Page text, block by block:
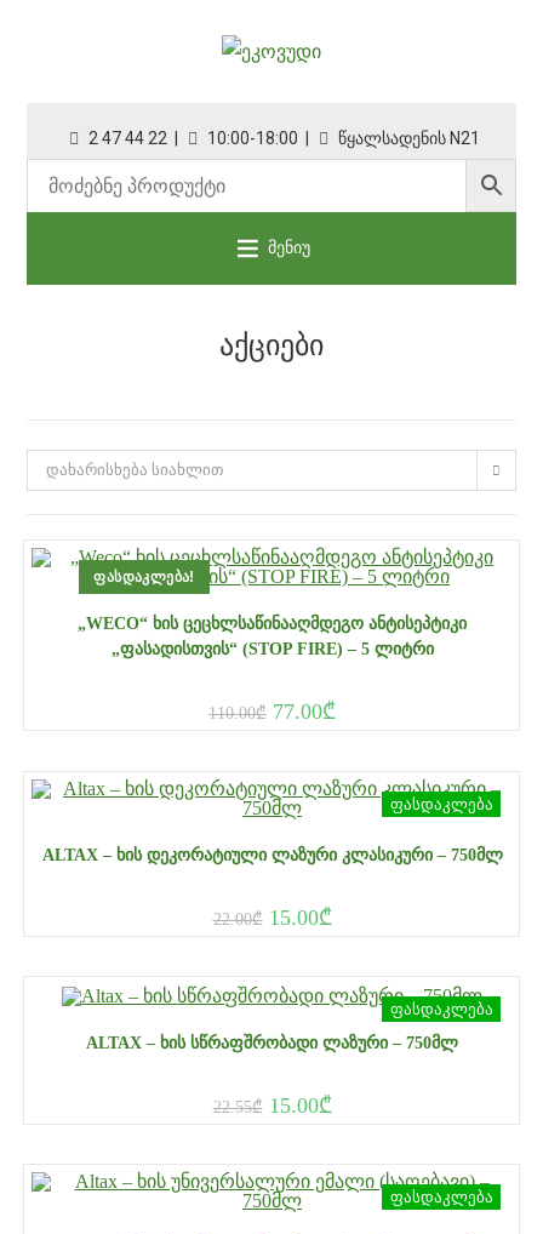
2 47 44 22 | 10:00-18:00 | წყალსადენის N21
მენიუ
ᲐᲥᲪᲘᲔᲑᲘ
დახარისხება სიახლით
ᲤᲐᲡᲓᲐᲙᲚᲔᲑᲐ!
„WECO“ ᲮᲘᲡ ᲪᲔᲪᲮᲚᲡᲐᲬᲘᲜᲐᲐᲦᲛᲓᲔᲒᲝ ᲐᲜᲢᲘᲡᲔᲞᲢᲘᲙᲘ
„ᲤᲐᲡᲐᲓᲘᲡᲗᲕᲘᲡ“ (STOP FIRE) – 5 ᲚᲘᲢᲠᲘ
110.00₾ 77.00₾
ფასდაკლება
ALTAX – ᲮᲘᲡ ᲓᲔᲙᲝᲠᲐᲢᲘᲣᲚᲘ ᲚᲐᲖᲣᲠᲘ ᲙᲚᲐᲡᲘᲙᲣᲠᲘ – 750ᲛᲚ
22.00₾ 15.00₾
ფასდაკლება
ALTAX – ᲮᲘᲡ ᲡᲬᲠᲐᲤᲨᲠᲝᲑᲐᲓᲘ ᲚᲐᲖᲣᲠᲘ – 750ᲛᲚ
22.55₾ 15.00₾
ფასდაკლება